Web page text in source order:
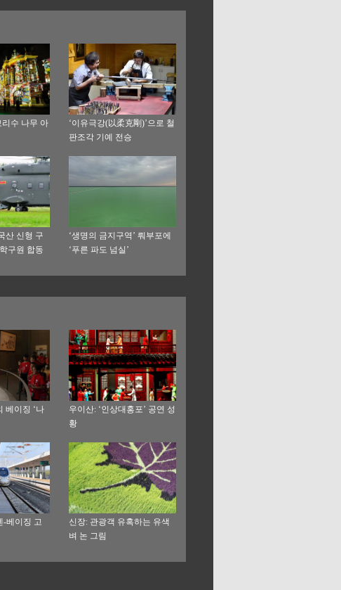
리수 나무 아
‘이유극강(以柔克剛)’으로 철
판조각 기예 전승
산 신형 구
구원 합동
‘생명의 금지구역’ 뤄부포에
‘푸른 파도 넘실’
베이징 ‘나
우이산: ‘인상대홍포’ 공연 성
황
-베이징 고
신장: 관광객 유혹하는 유색
벼 논 그림